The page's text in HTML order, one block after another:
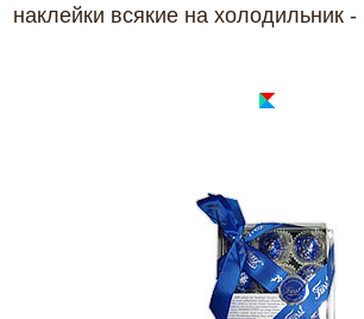
наклейки всякие на холодильник -